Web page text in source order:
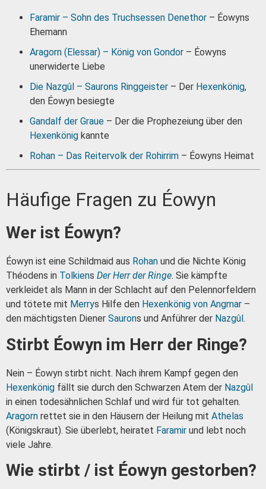
Faramir – Sohn des Truchsessen Denethor – Éowyns
Ehemann
Aragorn (Elessar) – König von Gondor – Éowyns
unerwiderte Liebe
Die Nazgûl – Saurons Ringgeister – Der Hexenkönig,
den Éowyn besiegte
Gandalf der Graue – Der die Prophezeiung über den
Hexenkönig kannte
Rohan – Das Reitervolk der Rohirrim – Éowyns Heimat
Häufige Fragen zu Éowyn
Wer ist Éowyn?
Éowyn ist eine Schildmaid aus Rohan und die Nichte König
Théodens in Tolkiens Der Herr der Ringe. Sie kämpfte
verkleidet als Mann in der Schlacht auf den Pelennorfeldern
und tötete mit Merrys Hilfe den Hexenkönig von Angmar –
den mächtigsten Diener Saurons und Anführer der Nazgûl .
Stirbt Éowyn im Herr der Ringe?
Nein – Éowyn stirbt nicht. Nach ihrem Kampf gegen den
Hexenkönig fällt sie durch den Schwarzen Atem der Nazgûl
in einen todesähnlichen Schlaf und wird für tot gehalten.
Aragorn rettet sie in den Häusern der Heilung mit Athelas
(Königskraut). Sie überlebt, heiratet Faramir und lebt noch
viele Jahre.
Wie stirbt / ist Éowyn gestorben?